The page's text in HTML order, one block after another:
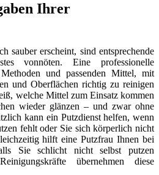
Ihrer
sauber erscheint, sind entsprechende
vonnöten. Eine professionelle
und passenden Mittel, mit
und Oberflächen richtig zu reinigen
welche Mittel zum Einsatz kommen
wieder glänzen – und zwar ohne
kann ein Putzdienst helfen, wenn
fehlt oder Sie sich körperlich nicht
hilft eine Putzfrau Ihnen bei
Sie schlicht nicht selbst putzen
übernehmen diese